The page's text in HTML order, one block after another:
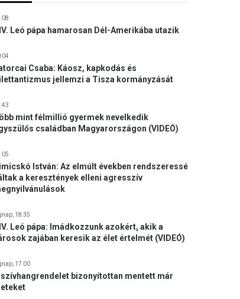
Leó pápa hamarosan Dél-Amerikába utazik
Csaba: Káosz, kapkodás és
jellemzi a Tisza kormányzását
mint félmillió gyermek nevelkedik
családban Magyarországon (VIDEÓ)
István: Az elmúlt években rendszeressé
a keresztények elleni agresszív
18:35
Leó pápa: Imádkozzunk azokért, akik a
zajában keresik az élet értelmét (VIDEÓ)
17:00
szívhangrendelet bizonyítottan mentett már